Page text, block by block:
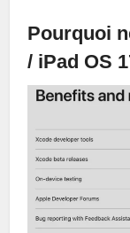
Pourquoi
/ iPad OS